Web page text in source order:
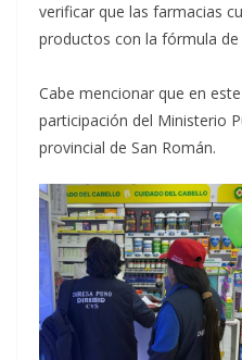
verificar que las farmacias
productos con la fórmula de
Cabe mencionar que en
participación del Ministerio
provincial de San Román.